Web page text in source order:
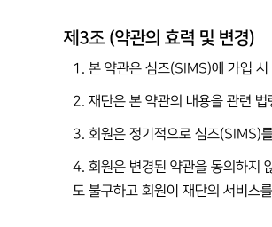
제3조 (약관의 효력 및 변경)
1. 본 약관은 심즈(SIMS)에 가입
2. 재단은 본 약관의 내용을 관련
3. 회원은 정기적으로 심즈(SIMS)
4. 회원은 변경된 약관을 동의하지
도 불구하고 회원이 재단의 서비스